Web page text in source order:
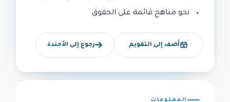
نحو مناهج قائمة على الحقوق
أضف إلى التقويم رجوع إلى الأجندة
المعلومات